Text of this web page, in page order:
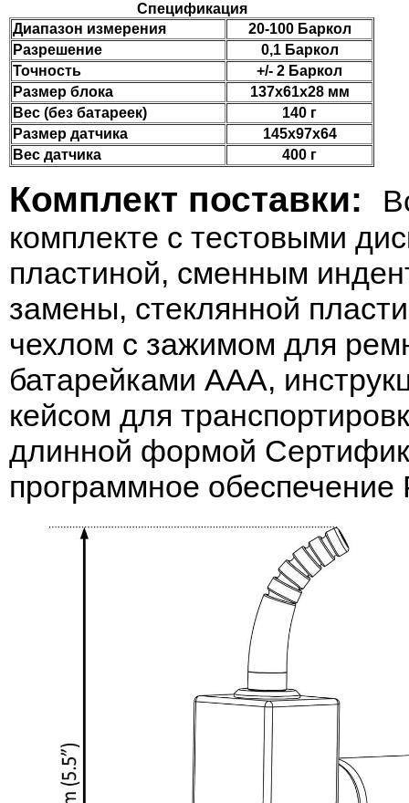
Спецификация
Диапазон измерения
20-100 Баркол
Разрешение
0,1 Баркол
Точность
+/- 2 Баркол
Размер блока
137х61х28 мм
Вес (без батареек)
140 г
Размер датчика
145х97х64
Вес датчика
400 г
Комплект поставки:
комплекте с тестовыми
пластиной, сменным
замены, стеклянной
чехлом с зажимом для
батарейками ААА,
кейсом для
длинной формой
программное обеспечение